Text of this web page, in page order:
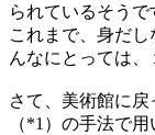
られているそうで
これまで、身だ
んなにとっては、
さて、美術館に
（*1）の手法で